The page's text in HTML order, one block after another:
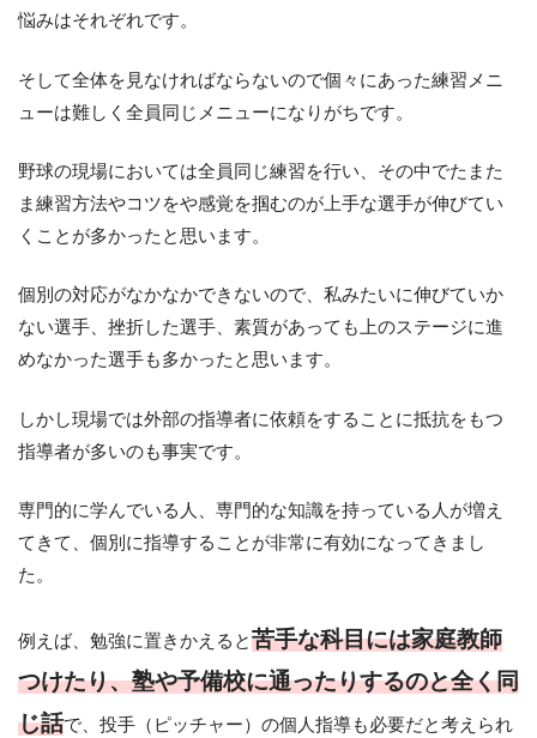
悩みはそれぞれです。
そして全体を見なければならないので個々にあった練習メニ
ューは難しく全員同じメニューになりがちです。
野球の現場においては全員同じ練習を行い、その中でたまた
ま練習方法やコツをや感覚を掴むのが上手な選手が伸びてい
くことが多かったと思います。
個別の対応がなかなかできないので、私みたいに伸びていか
ない選手、挫折した選手、素質があっても上のステージに進
めなかった選手も多かったと思います。
しかし現場では外部の指導者に依頼をすることに抵抗をもつ
指導者が多いのも事実です。
専門的に学んでいる人、専門的な知識を持っている人が増え
てきて、個別に指導することが非常に有効になってきまし
た。
例えば、勉強に置きかえると苦手な科目には家庭教師
つけたり、塾や予備校に通ったりするのと全く同
じ話で、投手（ピッチャー）の個人指導も必要だと考えられ